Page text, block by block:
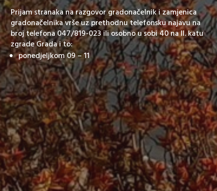
Prijam stranaka na razgovor gradonačelnik i zamjenica
gradonačelnika vrše uz prethodnu telefonsku najavu na
broj telefona 047/819-023 ili osobno u sobi 40 na II. katu
zgrade Grada i to:
ponedjeljkom 09 – 11